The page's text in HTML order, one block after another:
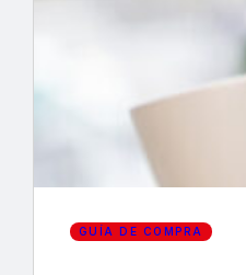
Encuentra
GUÍA DE COMPRA